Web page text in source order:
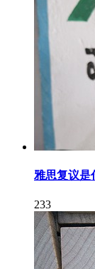
雅思复议是
233